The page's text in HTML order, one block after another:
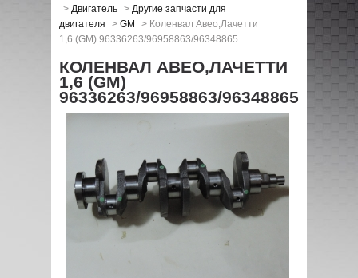
> Двигатель > Другие запчасти для
двигателя
> GM > Коленвал Авео,Лачетти
1,6 (GM) 96336263/96958863/96348865
КОЛЕНВАЛ АВЕО,ЛАЧЕТТИ
1,6 (GM)
96336263/96958863/96348865